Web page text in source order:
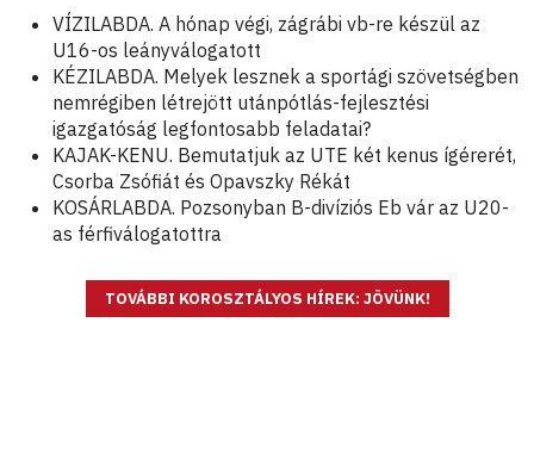
VÍZILABDA. A hónap végi, zágrábi vb-re készül az
U16-os leányválogatott
KÉZILABDA. Melyek lesznek a sportági szövetségben
nemrégiben létrejött utánpótlás-fejlesztési
igazgatóság legfontosabb feladatai?
KAJAK-KENU. Bemutatjuk az UTE két kenus ígérerét,
Csorba Zsófiát és Opavszky Rékát
KOSÁRLABDA. Pozsonyban B-divíziós Eb vár az U20-
as férfiválogatottra
TOVÁBBI KOROSZTÁLYOS HÍREK: JÖVÜNK!